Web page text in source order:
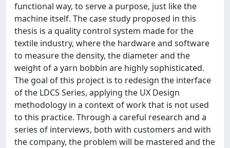
functional way, to serve a purpose, just like the
machine itself. The case study proposed in this
thesis is a quality control system made for the
textile industry, where the hardware and software
to measure the density, the diameter and the
weight of a yarn bobbin are highly sophisticated.
The goal of this project is to redesign the interface
of the LDCS Series, applying the UX Design
methodology in a context of work that is not used
to this practice. Through a careful research and a
series of interviews, both with customers and with
the company, the problem will be mastered and the